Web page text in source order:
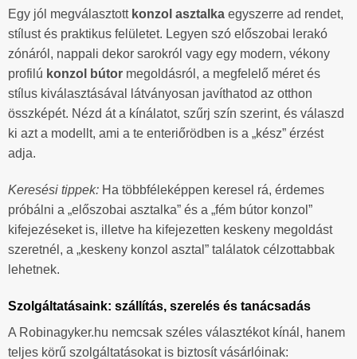
Egy jól megválasztott konzol asztalka egyszerre ad rendet,
stílust és praktikus felületet. Legyen szó előszobai lerakó
zónáról, nappali dekor sarokról vagy egy modern, vékony
profilú konzol bútor megoldásról, a megfelelő méret és
stílus kiválasztásával látványosan javíthatod az otthon
összképét. Nézd át a kínálatot, szűrj szín szerint, és válaszd
ki azt a modellt, ami a te enteriőrödben is a „kész” érzést
adja.
Keresési tippek: Ha többféleképpen keresel rá, érdemes
próbálni a „előszobai asztalka” és a „fém bútor konzol”
kifejezéseket is, illetve ha kifejezetten keskeny megoldást
szeretnél, a „keskeny konzol asztal” találatok célzottabbak
lehetnek.
Szolgáltatásaink: szállítás, szerelés és tanácsadás
A Robinagyker.hu nemcsak széles választékot kínál, hanem
teljes körű szolgáltatásokat is biztosít vásárlóinak: